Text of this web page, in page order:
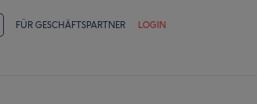
FÜR GESCHÄFTSPARTNER LOGIN